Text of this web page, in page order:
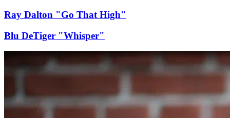
Ray Dalton "Go That High"
Blu DeTiger "Whisper"